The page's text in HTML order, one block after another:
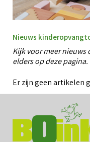
Nieuws
Kijk voor meer
elders op deze pagina.
Er zijn geen artikelen